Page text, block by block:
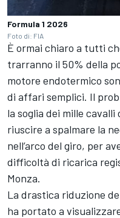
Formula 1 2026
Foto di: FIA
È ormai chiaro a tutti
trarranno il 50% della
motore endotermico
di affari semplici. Il
la soglia dei mille
riuscire a spalmare la
nell’arco del giro, per
difficoltà di ricarica
Monza.
La drastica riduzione
ha portato a